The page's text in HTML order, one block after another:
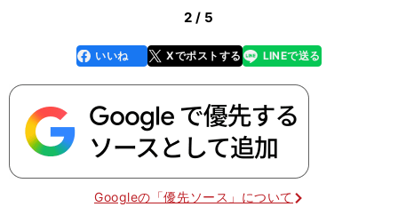
2 / 5
faceboo
k
いいね Xでポストする
line LINEで送る
Googleの「優先ソース」について